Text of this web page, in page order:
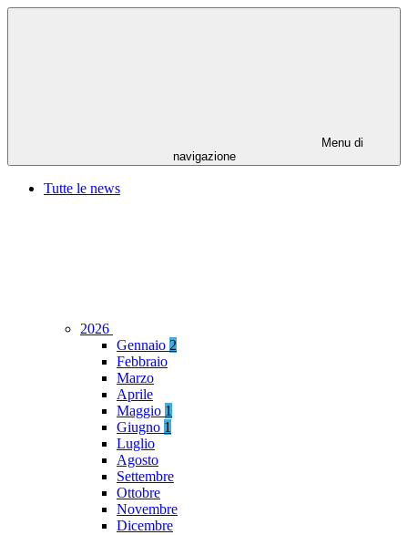
Menu di
navigazione
Tutte le news
2026
Gennaio 2
Febbraio
Marzo
Aprile
Maggio 1
Giugno 1
Luglio
Agosto
Settembre
Ottobre
Novembre
Dicembre